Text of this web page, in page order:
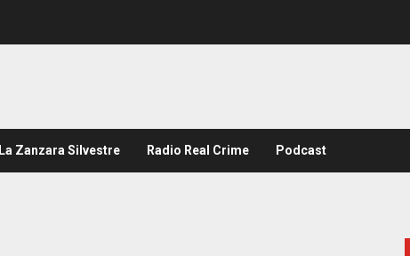
La Zanzara Silvestre Radio Real Crime Podcast